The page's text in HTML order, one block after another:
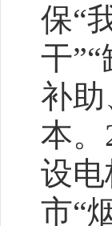
保“
干
补
本。
设电
市“